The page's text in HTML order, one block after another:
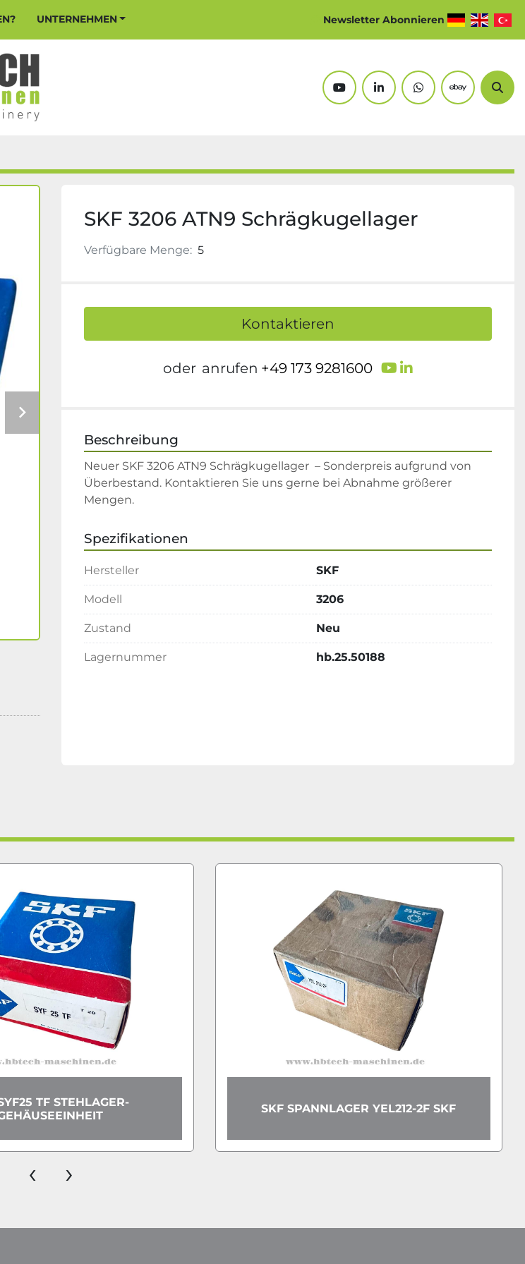
UNTERNEHMEN Newsletter Abonnieren
youtubelinkedinwhatsappebay
SKF 3206 ATN9 Schrägkugellager
Verfügbare Menge: 5
Kontaktieren
oder anrufen +49 173 9281600 youtube
linkedin
Beschreibung
Neuer SKF 3206 ATN9 Schrägkugellager  – Sonderpreis aufgrund von
Überbestand. Kontaktieren Sie uns gerne bei Abnahme größerer
Mengen.
Spezifikationen
Hersteller SKF
Modell 3206
Zustand Neu
Lagernummer hb.25.50188
SPANNLAGER YEL212-2F SKF
THRUST BEARING WITH STAMPED
‹ ›